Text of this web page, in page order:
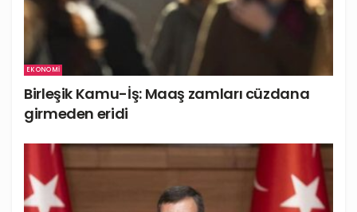
EKONOMI
Birleşik Kamu-İş: Maaş zamları cüzdana
girmeden eridi